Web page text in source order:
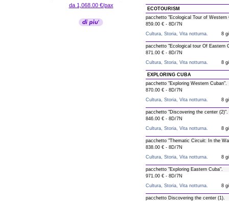
da 1,068.00 €/pax
ECOTOURISM
pacchetto "Ecological Tour of Western
859.00 € - 8D/7N
Cultura, Storia, Vita notturna.
8
pacchetto "Ecological tour Of Eastern
871.00 € - 8D/7N
Cultura, Storia, Vita notturna.
8
EXPLORING CUBA
pacchetto "Exploring Western Cuban".
870.00 € - 8D/7N
Cultura, Storia, Vita notturna.
8
pacchetto "Discovering the center (2)".
846.00 € - 8D/7N
Cultura, Storia, Vita notturna.
8
pacchetto "Thematic Circuit: In the
838.00 € - 8D/7N
Cultura, Storia, Vita notturna.
8
pacchetto "Exploring Eastern Cuba".
971.00 € - 8D/7N
Cultura, Storia, Vita notturna.
8
pacchetto Discovering the center (1).